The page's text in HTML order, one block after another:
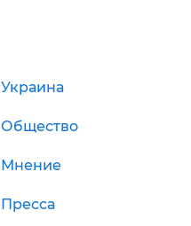
Украина
Общество
Мнение
Пресса